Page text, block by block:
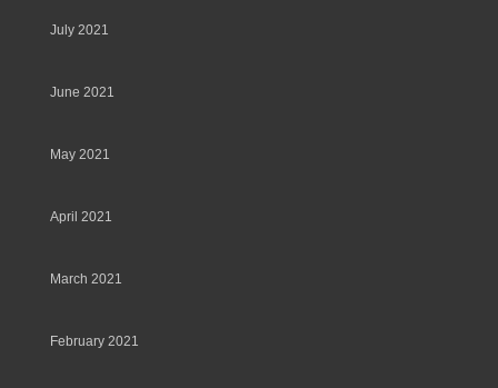
July 2021
June 2021
May 2021
April 2021
March 2021
February 2021